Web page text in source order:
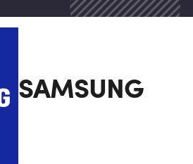
SAMSUNG